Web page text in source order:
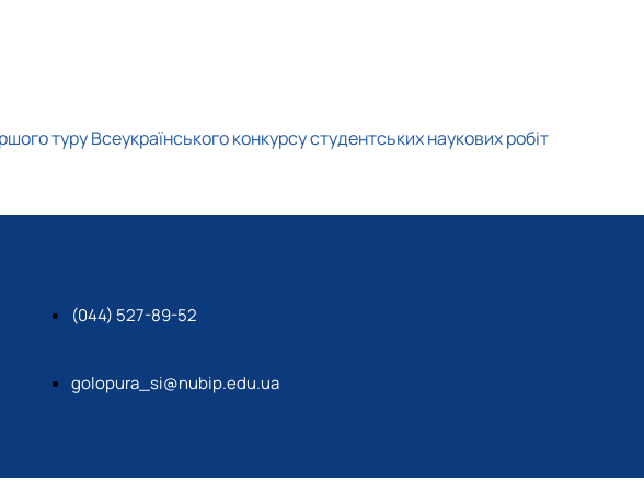
туру Всеукраїнського конкурсу студентських наукових робіт
(044) 527-89-52
golopura_si@nubip.edu.ua